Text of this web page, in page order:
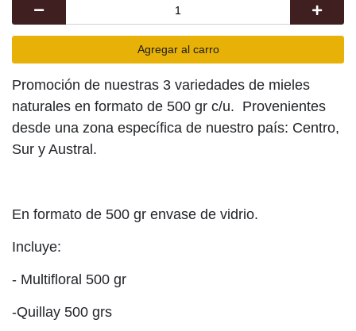
Agregar al carro
Promoción de nuestras 3 variedades de mieles
naturales en formato de 500 gr c/u. Provenientes
desde una zona específica de nuestro país: Centro,
Sur y Austral.
En formato de 500 gr envase de vidrio.
Incluye:
- Multifloral 500 gr
-Quillay 500 grs